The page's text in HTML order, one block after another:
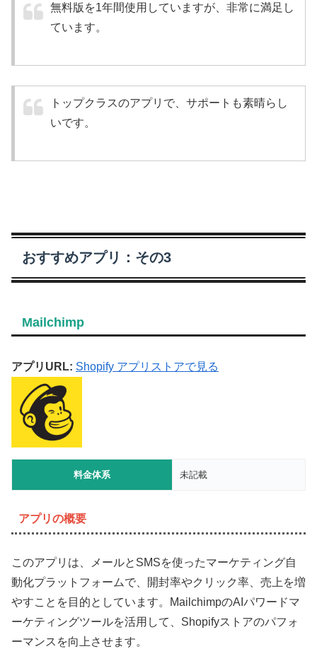
無料版を1年間使用していますが、非常に満足し
ています。
トップクラスのアプリで、サポートも素晴らし
いです。
おすすめアプリ：その3
Mailchimp
アプリURL: Shopify アプリストアで見る
料金体系 未記載
アプリの概要
このアプリは、メールとSMSを使ったマーケティング自
動化プラットフォームで、開封率やクリック率、売上を増
やすことを目的としています。MailchimpのAIパワードマ
ーケティングツールを活用して、Shopifyストアのパフォ
ーマンスを向上させます。